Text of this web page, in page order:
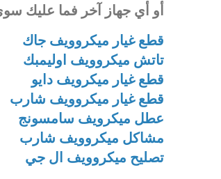
أو أي جهاز آخر فما عليك
قطع غيار ميكروويف جاك
تاتش ميكروويف اوليمبك
قطع غيار ميكرويف دايو
قطع غيار ميكروويف شارب
عطل ميكرويف سامسونج
مشاكل ميكروويف شارب
تصليح ميكروويف ال جي